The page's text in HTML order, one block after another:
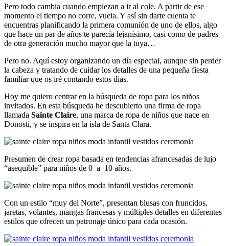
Pero todo cambia cuando empiezan a ir al cole. A partir de ese
momento el tiempo no corre, vuela. Y así sin darte cuenta te
encuentras planificando la primera comunión de uno de ellos, algo
que hace un par de años te parecía lejanísimo, casi como de padres
de otra generación mucho mayor que la tuya…
Pero no. Aquí estoy organizando un día especial, aunque sin perder
la cabeza y tratando de cuidar los detalles de una pequeña fiesta
familiar que os iré contando estos días.
Hoy me quiero centrar en la búsqueda de ropa para los niños
invitados. En esta búsqueda he descubierto una firma de ropa
llamada Sainte Claire, una marca de ropa de niños que nace en
Donosti, y se inspira en la isla de Santa Clara.
Presumen de crear ropa basada en tendencias afrancesadas de lujo
“asequible” para niños de 0 a 10 años.
Con un estilo “muy del Norte”, presentan blusas con fruncidos,
jaretas, volantes, mangas francesas y múltiples detalles en diferentes
estilos que ofrecen un patronaje único para cada ocasión.